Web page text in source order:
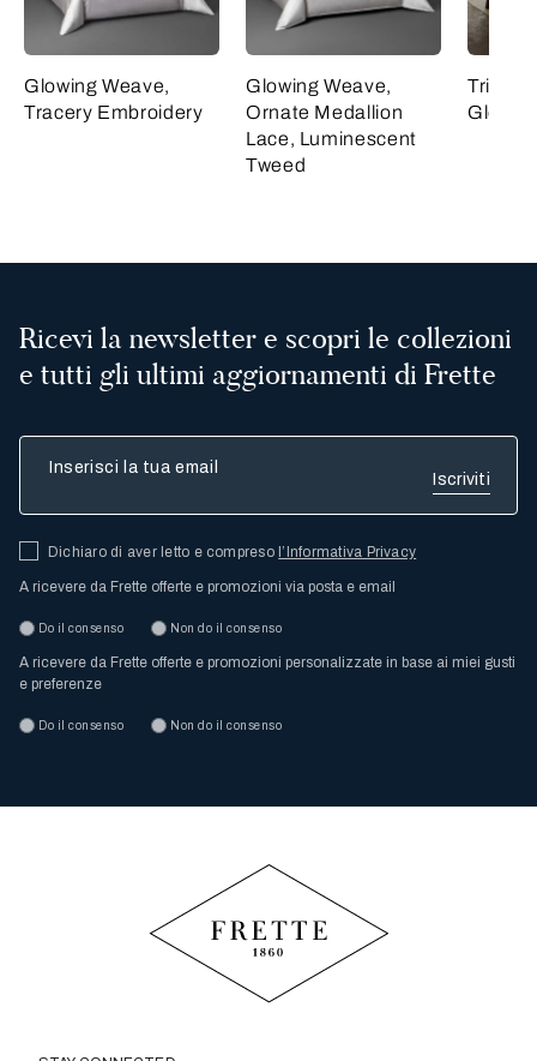
Glowing Weave,
Tracery Embroidery
Glowing Weave,
Ornate Medallion
Lace, Luminescent
Tweed
Triplo
Ricevi la newsletter e scopri le collezioni
e tutti gli ultimi aggiornamenti di Frette
Dichiaro di aver letto e compreso l’Informativa Privacy
A ricevere da Frette offerte e promozioni via posta e email
Do il consenso Non do il consenso
A ricevere da Frette offerte e promozioni personalizzate in base ai miei gusti
e preferenze
Do il consenso Non do il consenso